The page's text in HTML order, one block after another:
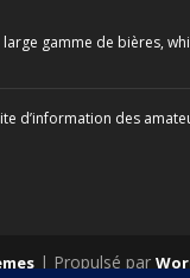
gamme de bières,
d’information des
| Propulsé par